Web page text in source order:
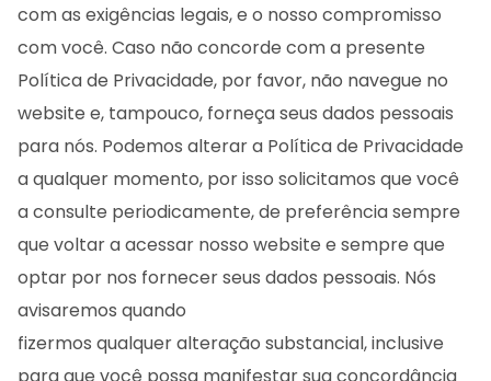
com as exigências legais, e o nosso compromisso
com você. Caso não concorde com a presente
Política de Privacidade, por favor, não navegue no
website e, tampouco, forneça seus dados pessoais
para nós. Podemos alterar a Política de Privacidade
a qualquer momento, por isso solicitamos que você
a consulte periodicamente, de preferência sempre
que voltar a acessar nosso website e sempre que
optar por nos fornecer seus dados pessoais. Nós
avisaremos quando
fizermos qualquer alteração substancial, inclusive
para que você possa manifestar sua concordância